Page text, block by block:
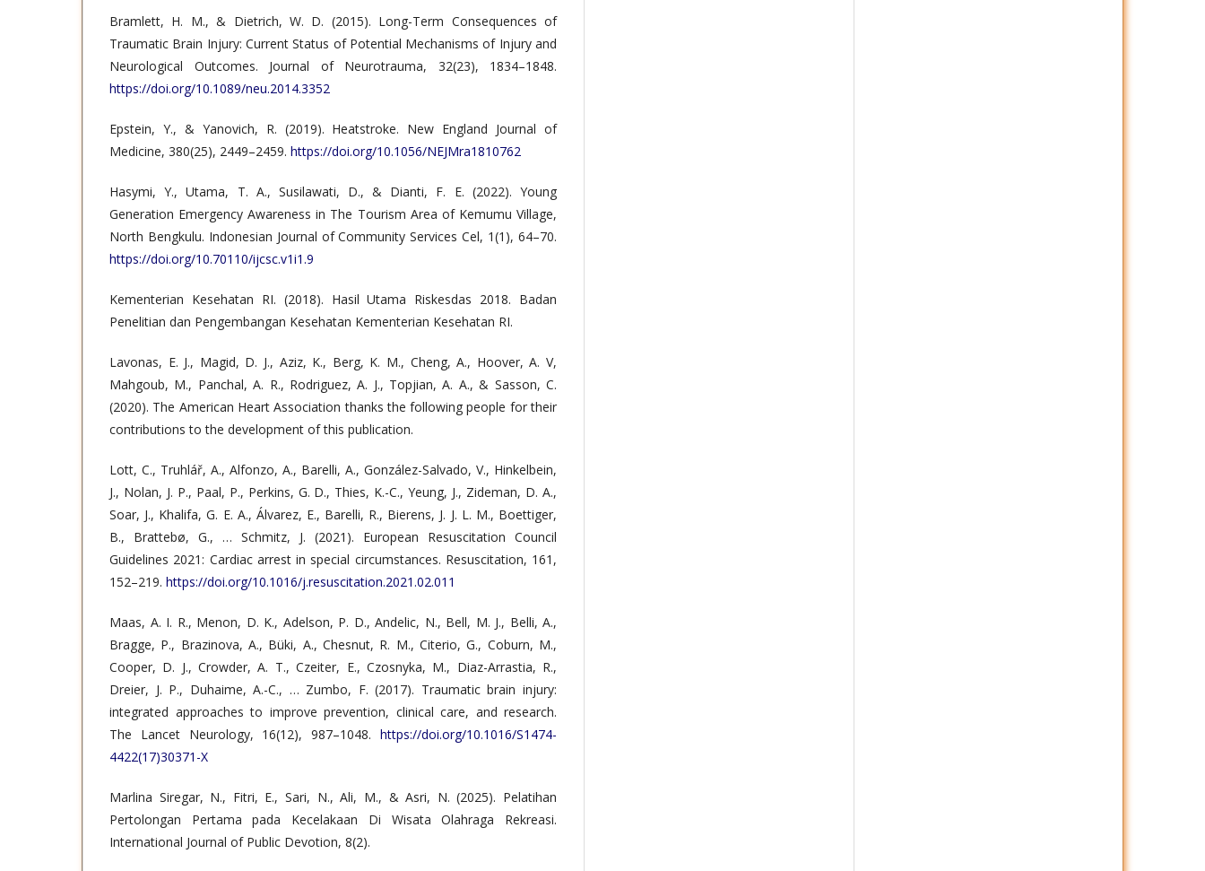
Bramlett, H. M., & Dietrich, W. D. (2015). Long-Term Consequences of
Traumatic Brain Injury: Current Status of Potential Mechanisms of Injury and
Neurological Outcomes. Journal of Neurotrauma, 32(23), 1834–1848.
https://doi.org/10.1089/neu.2014.3352
Epstein, Y., & Yanovich, R. (2019). Heatstroke. New England Journal of
Medicine, 380(25), 2449–2459. https://doi.org/10.1056/NEJMra1810762
Hasymi, Y., Utama, T. A., Susilawati, D., & Dianti, F. E. (2022). Young
Generation Emergency Awareness in The Tourism Area of Kemumu Village,
North Bengkulu. Indonesian Journal of Community Services Cel, 1(1), 64–70.
https://doi.org/10.70110/ijcsc.v1i1.9
Kementerian Kesehatan RI. (2018). Hasil Utama Riskesdas 2018. Badan
Penelitian dan Pengembangan Kesehatan Kementerian Kesehatan RI.
Lavonas, E. J., Magid, D. J., Aziz, K., Berg, K. M., Cheng, A., Hoover, A. V,
Mahgoub, M., Panchal, A. R., Rodriguez, A. J., Topjian, A. A., & Sasson, C.
(2020). The American Heart Association thanks the following people for their
contributions to the development of this publication.
Lott, C., Truhlář, A., Alfonzo, A., Barelli, A., González-Salvado, V., Hinkelbein,
J., Nolan, J. P., Paal, P., Perkins, G. D., Thies, K.-C., Yeung, J., Zideman, D. A.,
Soar, J., Khalifa, G. E. A., Álvarez, E., Barelli, R., Bierens, J. J. L. M., Boettiger,
B., Brattebø, G., … Schmitz, J. (2021). European Resuscitation Council
Guidelines 2021: Cardiac arrest in special circumstances. Resuscitation, 161,
152–219. https://doi.org/10.1016/j.resuscitation.2021.02.011
Maas, A. I. R., Menon, D. K., Adelson, P. D., Andelic, N., Bell, M. J., Belli, A.,
Bragge, P., Brazinova, A., Büki, A., Chesnut, R. M., Citerio, G., Coburn, M.,
Cooper, D. J., Crowder, A. T., Czeiter, E., Czosnyka, M., Diaz-Arrastia, R.,
Dreier, J. P., Duhaime, A.-C., … Zumbo, F. (2017). Traumatic brain injury:
integrated approaches to improve prevention, clinical care, and research.
The Lancet Neurology, 16(12), 987–1048. https://doi.org/10.1016/S1474-
4422(17)30371-X
Marlina Siregar, N., Fitri, E., Sari, N., Ali, M., & Asri, N. (2025). Pelatihan
Pertolongan Pertama pada Kecelakaan Di Wisata Olahraga Rekreasi.
International Journal of Public Devotion, 8(2).